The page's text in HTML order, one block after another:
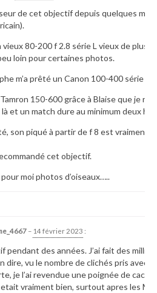
de cet objectif depuis quelques
vieux 80-200 f 2.8 série L vieux de
loin pour certaines photos.
m’a prêté un Canon 100-400 série
150-600 grâce à Blaise que je
et un match dure au minimum deux
son piqué à partir de f 8 est vraiment
cet objectif.
moi photos d’oiseaux…..
– 14 février 2023 :
pendant des années. J’ai fait des
dire, vu le nombre de clichés pris avec,
je l’ai revendue une poignée de
etait vraiment bien, surtout apres les